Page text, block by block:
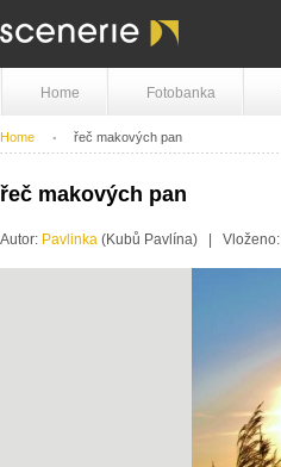
Home Fotobanka
Home řeč makových pan
řeč makových pan
Autor: Pavlinka (Kubů Pavlína) |